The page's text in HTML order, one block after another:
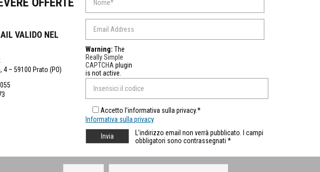
VALIDO NEL
4 – 59100 Prato (PO)
Warning: The
Really Simple
CAPTCHAplugin
is not active.
Accetto l’informativa sulla privacy.*
Informativa sulla privacy
L'indirizzo email non verrà pubblicato. I campi
obbligatori sono contrassegnati *